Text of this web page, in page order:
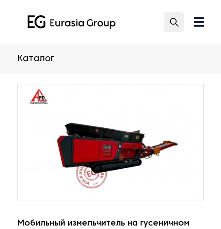
Каталог
Мобильный измельчитель на гусеничном